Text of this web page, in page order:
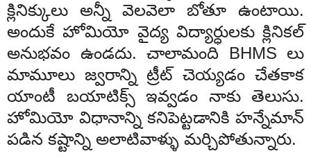
క్లినిక్కులు అన్నీ వెలవెలా బోతూ ఉంటాయి.
అందుకే హోమియో వైద్య విద్యార్ధులకు క్లినికల్
అనుభవం ఉండదు. చాలామంది BHMS లు
మామూలు జ్వరాన్ని ట్రీట్ చెయ్యడం చేతకాక
యాంటీ బయాటిక్స్ ఇవ్వడం నాకు తెలుసు.
హోమియో విధానాన్ని కనిపెట్టడానికి హన్నేమాన్
పడిన కష్టాన్ని అలాటివాళ్ళు మర్చిపోతున్నారు.